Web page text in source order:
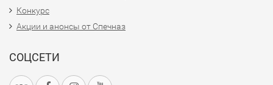
Конкурс
Акции и анонсы от Спечназ
СОЦСЕТИ